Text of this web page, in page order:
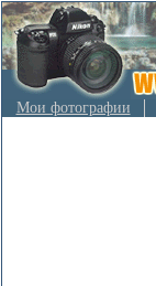
Мои фотографии